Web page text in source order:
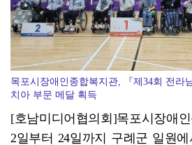
목포시장애인종합복지관, 『제34회 전라
치아 부문 메달 획득
[호남미디어협의회]목포시장애
2일부터 24일까지 구례군 일원